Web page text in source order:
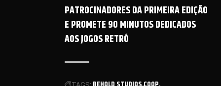
PATROCINADORES DA PRIMEIRA EDIÇÃO
E PROMETE 90 MINUTOS DEDICADOS
AOS JOGOS RETRÔ